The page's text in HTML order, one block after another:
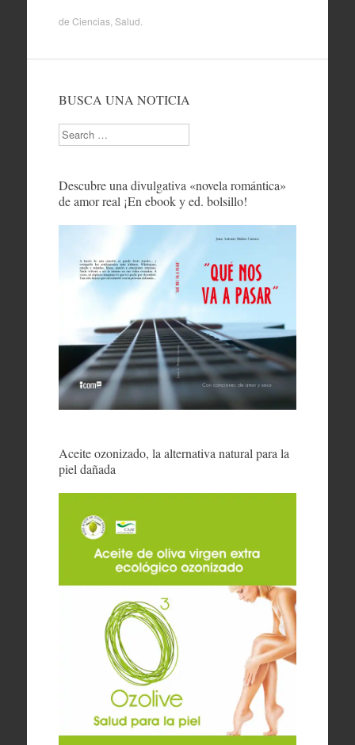
de Ciencias, Salud
BUSCA UNA NOTICIA
Search
Descubre una divulgativa «novela romántica»
de amor real ¡En ebook y ed. bolsillo!
Aceite ozonizado, la alternativa natural para la
piel dañada